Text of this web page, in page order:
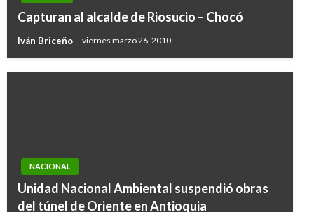
Capturan al alcalde de Riosucio – Chocó
Iván Briceño viernes marzo 26, 2010
NACIONAL
Unidad Nacional Ambiental suspendió obras
del túnel de Oriente en Antioquia